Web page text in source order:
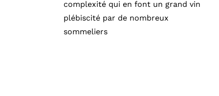
complexité qui en font un grand vin
plébiscité par de nombreux
sommeliers